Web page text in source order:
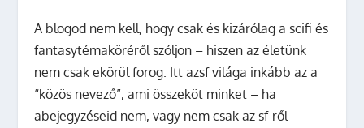
A blogod nem kell, hogy csak és kizárólag a scifi és
fantasytémaköréről szóljon – hiszen az életünk
nem csak ekörül forog. Itt azsf világa inkább az a
“közös nevező”, ami összeköt minket – ha
abejegyzéseid nem, vagy nem csak az sf-ről